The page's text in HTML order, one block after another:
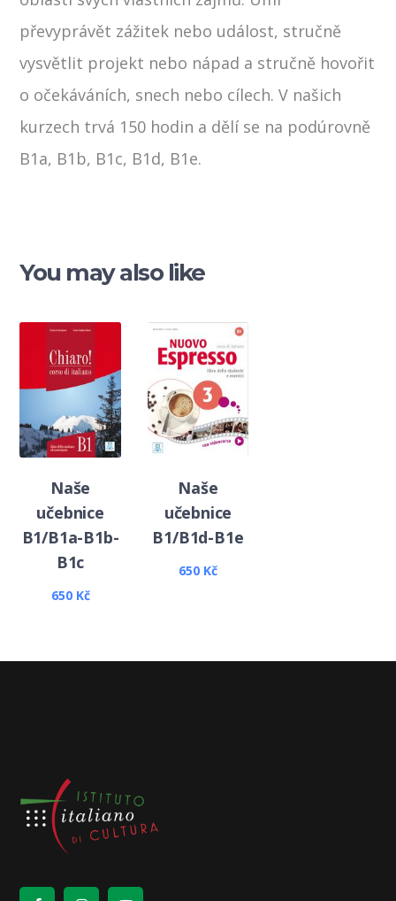
převyprávět zážitek nebo událost, stručně
vysvětlit projekt nebo nápad a stručně hovořit
o očekáváních, snech nebo cílech. V našich
kurzech trvá 150 hodin a dělí se na podúrovně
B1a, B1b, B1c, B1d, B1e.
You may also like
Naše
učebnice
B1/B1a-B1b-
B1c
650 Kč
Naše
učebnice
B1/B1d-B1e
650 Kč